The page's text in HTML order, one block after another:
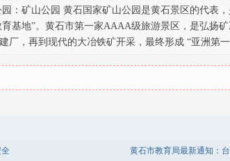
：矿山公园 黄石国家矿山公园是黄石景区的代表
基地”。黄石市第一家AAAA级旅游景区，是弘扬
厂，再到现代的大冶铁矿开采，最终形成 “亚洲第
黄石市教育局最新通知：